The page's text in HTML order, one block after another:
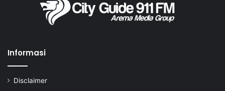
Informasi
Disclaimer